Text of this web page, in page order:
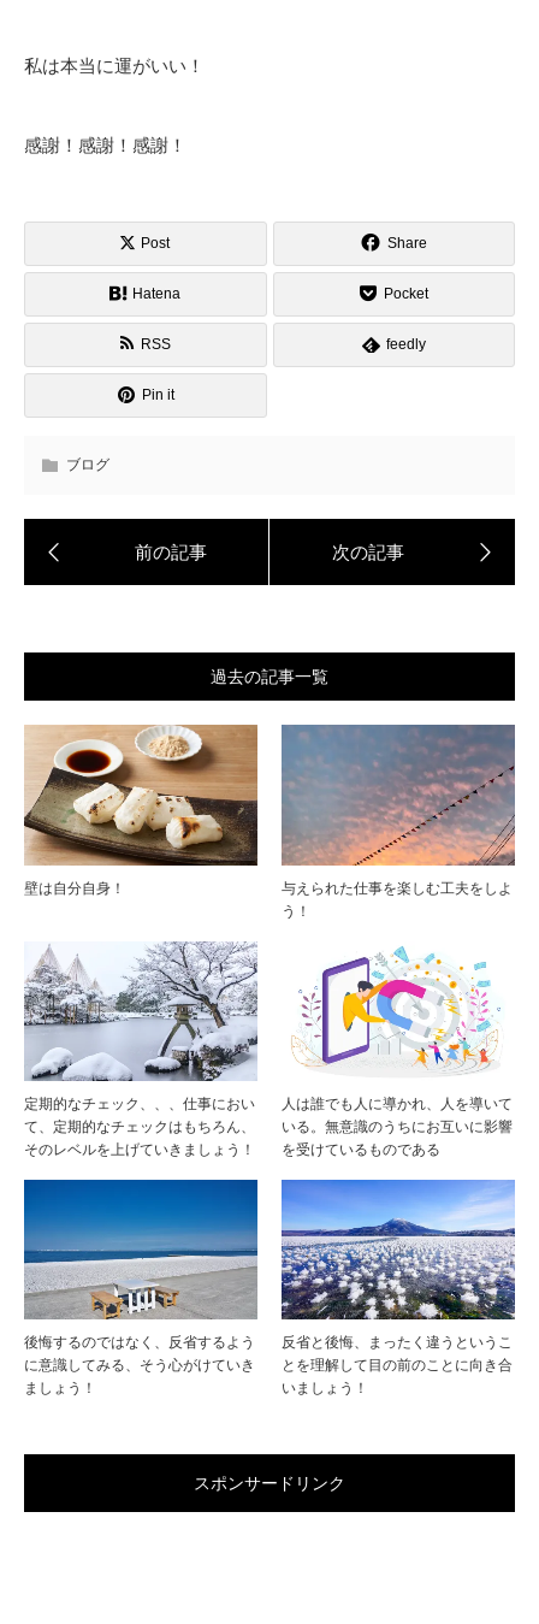
私は本当に運がいい！
感謝！感謝！感謝！
Post Share
Hatena Pocket
RSS feedly
Pin it
ブログ
過去の記事一覧
壁は自分自身！
与えられた仕事を楽しむ工夫をしよ
う！
定期的なチェック、、、仕事におい
て、定期的なチェックはもちろん、
そのレベルを上げていきましょう！
人は誰でも人に導かれ、人を導いて
いる。無意識のうちにお互いに影響
を受けているものである
後悔するのではなく、反省するよう
に意識してみる、そう心がけていき
ましょう！
反省と後悔、まったく違うというこ
とを理解して目の前のことに向き合
いましょう！
スポンサードリンク